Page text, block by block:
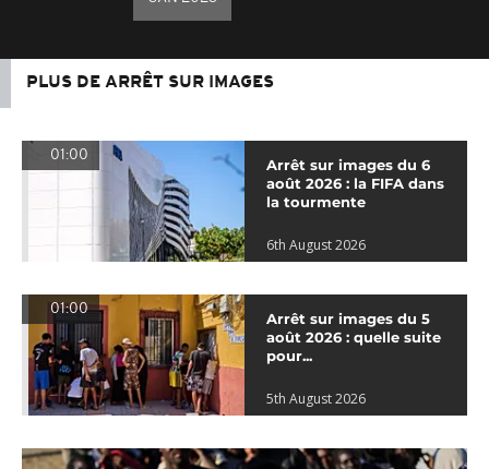
PLUS DE ARRÊT SUR IMAGES
01:00
Arrêt sur images du 6
août 2026 : la FIFA dans
la tourmente
6th August 2026
01:00
Arrêt sur images du 5
août 2026 : quelle suite
pour...
5th August 2026